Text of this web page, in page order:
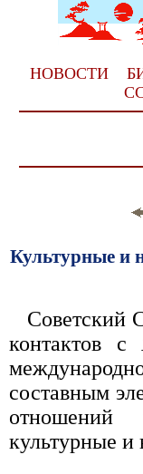
НОВОСТИ
Культурные и
Советский
контактов
составным
отношений
культурные и